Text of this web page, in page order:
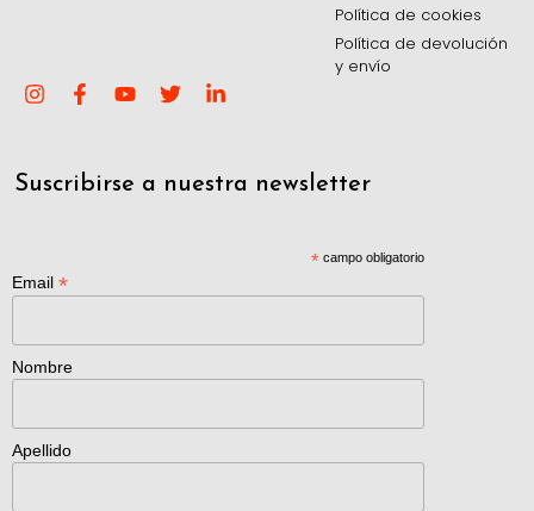
Política de cookies
Política de devolución
y envío
Suscribirse a nuestra newsletter
*campo obligatorio
Email *
Nombre
Apellido